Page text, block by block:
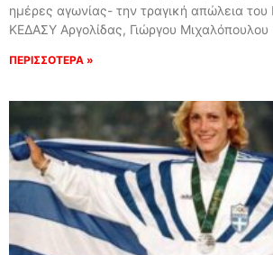
ημέρες αγωνίας- την τραγική απώλεια του
ΚΕΔΑΣΥ Αργολίδας, Γιώργου Μιχαλόπουλου
ΠΕΡΙΣΣΟΤΕΡΑ »